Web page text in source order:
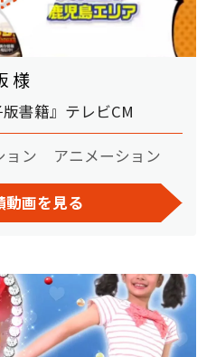
様
書籍』テレビCM
ョン アニメーション
動画を見る